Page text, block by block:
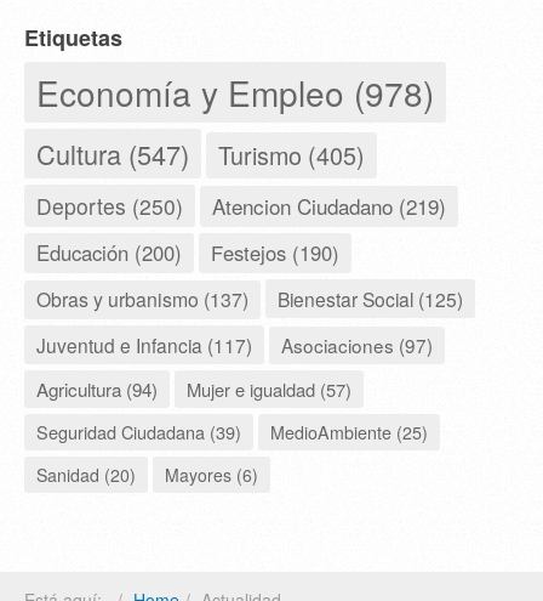
Etiquetas
Economía y Empleo (978)
Cultura (547) Turismo (405)
Deportes (250) Atencion Ciudadano (219)
Educación (200) Festejos (190)
Obras y urbanismo (137)
Bienestar Social (125)
Juventud e Infancia (117)
Asociaciones (97)
Agricultura (94)
Mujer e igualdad (57)
Seguridad Ciudadana (39)
MedioAmbiente (25)
Sanidad (20)
Mayores (6)